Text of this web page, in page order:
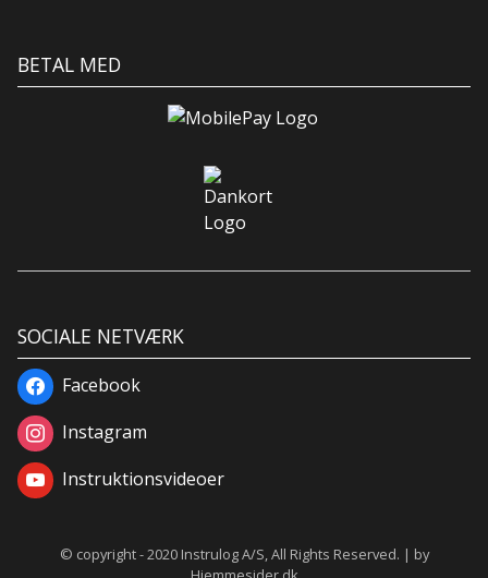
BETAL MED
SOCIALE NETVÆRK
Facebook
Instagram
Instruktionsvideoer
© copyright - 2020 Instrulog A/S, All Rights Reserved. | by